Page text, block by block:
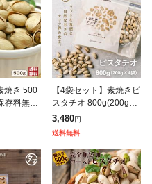
焼き 500
存料無添
カ産 ナ
おつま
ール便
【4袋セット】素焼きピ
スタチオ 800g(200g×4
袋) 無添加 無塩 有塩 ロ
ースト 殻つき 健康 手
土産 贈答用カリフォル
3,480円
送料無料